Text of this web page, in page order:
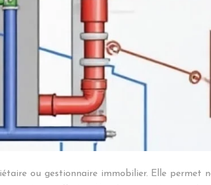
ou gestionnaire immobilier. Elle permet